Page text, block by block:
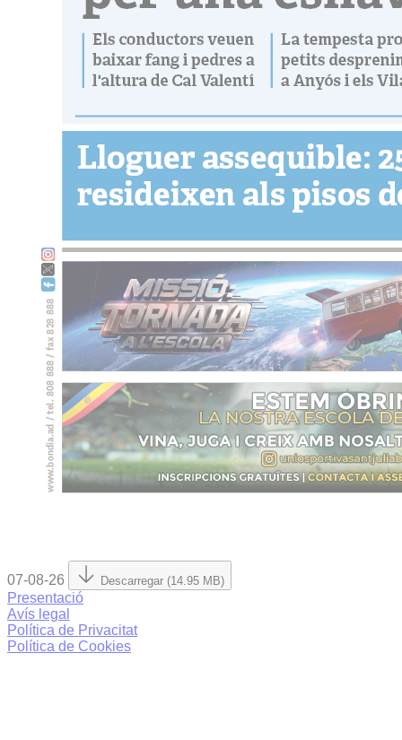
07-08-26 Descarregar (14.95 MB)
Presentació
Avís legal
Política de Privacitat
Política de Cookies